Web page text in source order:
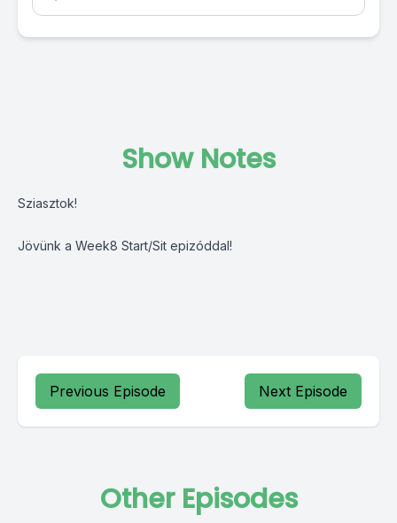
Show Notes
Sziasztok!
Jövünk a Week8 Start/Sit epizóddal!
Previous Episode Next Episode
Other Episodes